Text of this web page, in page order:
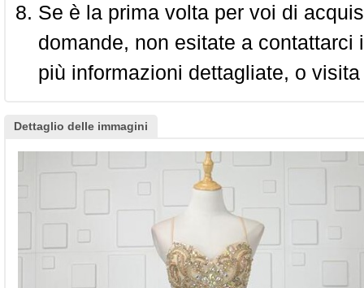
Se è la prima volta per voi di
domande, non esitate a
più informazioni dettagliate, o
Dettaglio delle immagini